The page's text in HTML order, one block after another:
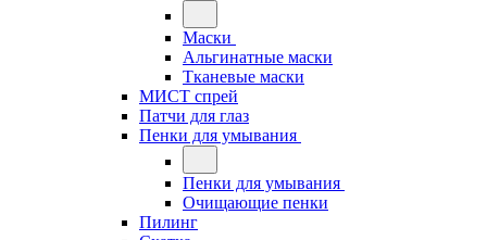
Маски
Альгинатные маски
Тканевые маски
МИСТ спрей
Патчи для глаз
Пенки для умывания
Пенки для умывания
Очищающие пенки
Пилинг